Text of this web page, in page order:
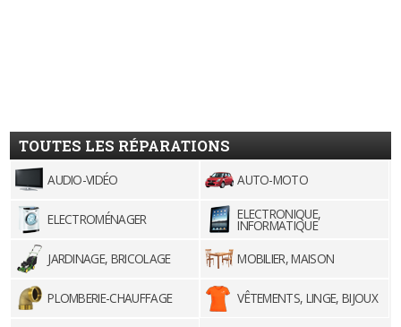
TOUTES LES RÉPARATIONS
AUDIO-VIDÉO AUTO-MOTO
ELECTROMÉNAGER ELECTRONIQUE,
INFORMATIQUE
JARDINAGE, BRICOLAGE
MOBILIER, MAISON
PLOMBERIE-CHAUFFAGE VÊTEMENTS, LINGE, BIJOUX